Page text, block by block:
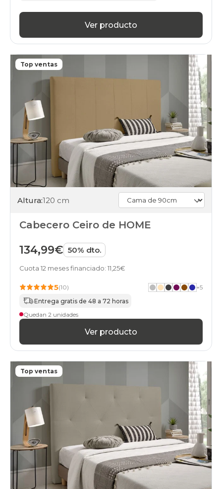
Ver producto
Top ventas
Altura:120 cm
Cabecero Ceiro de HOME
134,99€ 50% dto.
Cuota 12 meses financiado: 11,25€
5(10) +5
Entrega gratis de 48 a 72 horas
Quedan 2 unidades
Ver producto
Top ventas